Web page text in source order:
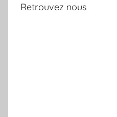
Retrouvez nous